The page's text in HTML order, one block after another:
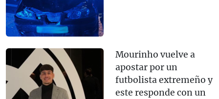
Mourinho vuelve a
apostar por un
futbolista extremeño y
este responde con un